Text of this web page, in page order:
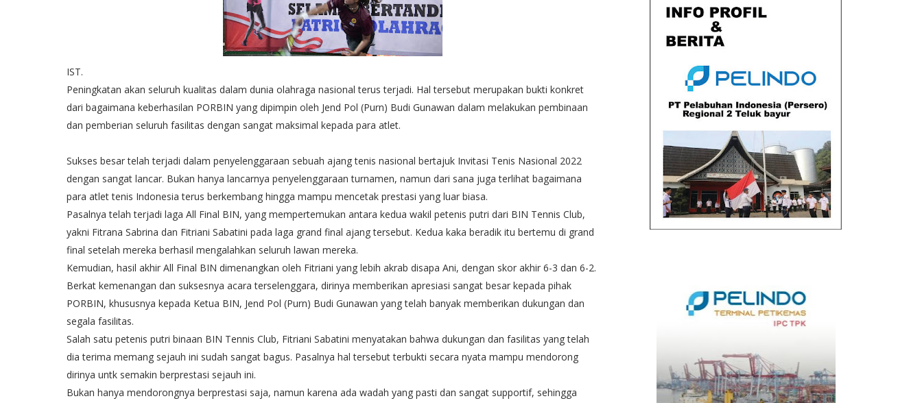
IST.
Peningkatan akan seluruh kualitas dalam dunia olahraga nasional terus terjadi. Hal tersebut merupakan bukti konkret
dari bagaimana keberhasilan PORBIN yang dipimpin oleh Jend Pol (Purn) Budi Gunawan dalam melakukan pembinaan
dan pemberian seluruh fasilitas dengan sangat maksimal kepada para atlet.
Sukses besar telah terjadi dalam penyelenggaraan sebuah ajang tenis nasional bertajuk Invitasi Tenis Nasional 2022
dengan sangat lancar. Bukan hanya lancarnya penyelenggaraan turnamen, namun dari sana juga terlihat bagaimana
para atlet tenis Indonesia terus berkembang hingga mampu mencetak prestasi yang luar biasa.
Pasalnya telah terjadi laga All Final BIN, yang mempertemukan antara kedua wakil petenis putri dari BIN Tennis Club,
yakni Fitrana Sabrina dan Fitriani Sabatini pada laga grand final ajang tersebut. Kedua kaka beradik itu bertemu di grand
final setelah mereka berhasil mengalahkan seluruh lawan mereka.
Kemudian, hasil akhir All Final BIN dimenangkan oleh Fitriani yang lebih akrab disapa Ani, dengan skor akhir 6-3 dan 6-2.
Berkat kemenangan dan suksesnya acara terselenggara, dirinya memberikan apresiasi sangat besar kepada pihak
PORBIN, khususnya kepada Ketua BIN, Jend Pol (Purn) Budi Gunawan yang telah banyak memberikan dukungan dan
segala fasilitas.
Salah satu petenis putri binaan BIN Tennis Club, Fitriani Sabatini menyatakan bahwa dukungan dan fasilitas yang telah
dia terima memang sejauh ini sudah sangat bagus. Pasalnya hal tersebut terbukti secara nyata mampu mendorong
dirinya untk semakin berprestasi sejauh ini.
Bukan hanya mendorongnya berprestasi saja, namun karena ada wadah yang pasti dan sangat supportif, sehingga